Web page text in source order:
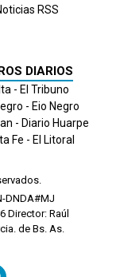
RSS
DIARIOS
- El Tribuno
- Eio Negro
- Diario Huarpe
Fe - El Litoral
DNDA#MJ
Director: Raúl
de Bs. As.